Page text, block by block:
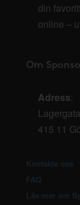
din
online –
Om
Adress:
415 11
Kontakta oss
FAQ
Läs mer om